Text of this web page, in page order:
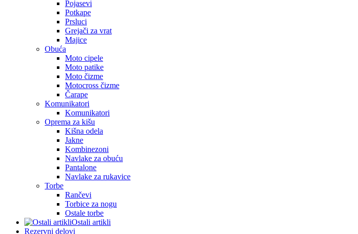
Pojasevi
Potkape
Prsluci
Grejači za vrat
Majice
Obuća
Moto cipele
Moto patike
Moto čizme
Motocross čizme
Čarape
Komunikatori
Komunikatori
Oprema za kišu
Kišna odela
Jakne
Kombinezoni
Navlake za obuću
Pantalone
Navlake za rukavice
Torbe
Rančevi
Torbice za nogu
Ostale torbe
Ostali artikli
Rezervni delovi